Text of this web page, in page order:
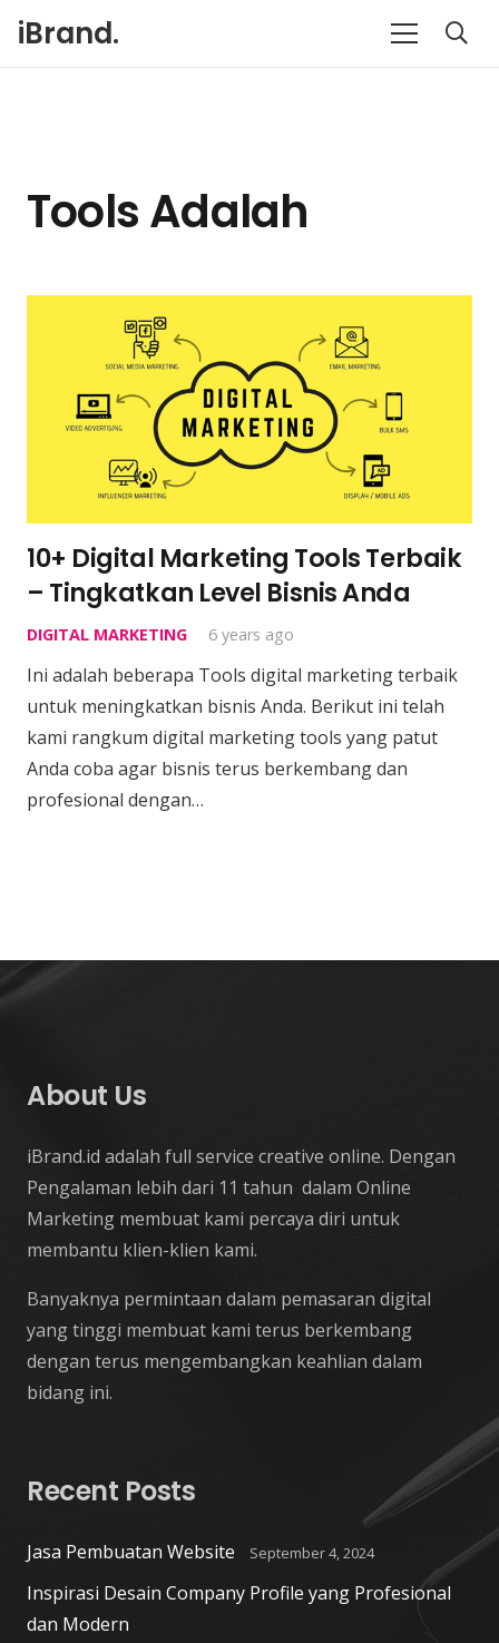
iBrand.
Tools Adalah
10+ Digital Marketing Tools Terbaik
– Tingkatkan Level Bisnis Anda
DIGITAL MARKETING 6 years ago
Ini adalah beberapa Tools digital marketing terbaik
untuk meningkatkan bisnis Anda. Berikut ini telah
kami rangkum digital marketing tools yang patut
Anda coba agar bisnis terus berkembang dan
profesional dengan…
About Us
iBrand.id adalah full service creative online. Dengan
Pengalaman lebih dari 11 tahun dalam Online
Marketing membuat kami percaya diri untuk
membantu klien-klien kami.
Banyaknya permintaan dalam pemasaran digital
yang tinggi membuat kami terus berkembang
dengan terus mengembangkan keahlian dalam
bidang ini.
Recent Posts
Jasa Pembuatan Website September 4, 2024
Inspirasi Desain Company Profile yang Profesional
dan Modern